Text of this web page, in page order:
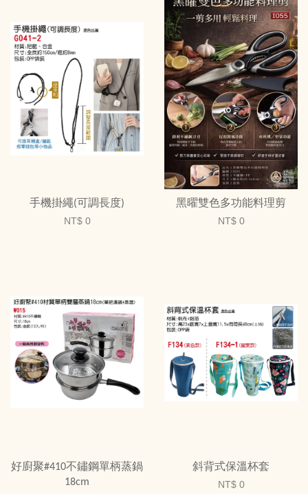
手機掛繩(可調長度)
NT$ 0
黑曜雙色多功能料理剪
NT$ 0
好廚聚#410不鏽鋼單柄蒸鍋
18cm
斜背式保溫杯套
NT$ 0